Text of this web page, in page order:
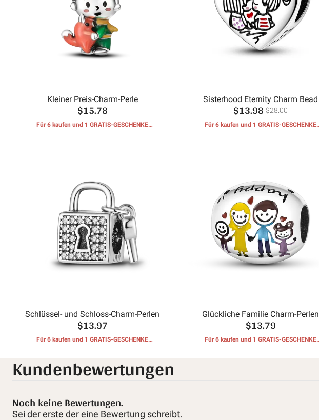
Kleiner Preis-Charm-Perle
$15.78
Für 6 kaufen und 1 GRATIS-GESCHENKE
Sisterhood Eternity Charm Bead
$13.98 $28.00
Für 6 kaufen und 1 GRATIS-GESCHENKE
Schlüssel- und Schloss-Charm-Perlen
$13.97
Für 6 kaufen und 1 GRATIS-GESCHENKE
Glückliche Familie Charm-Perlen
$13.79
Für 6 kaufen und 1 GRATIS-GESCHENKE
Kundenbewertungen
Noch keine Bewertungen.
Sei der erste der eine Bewertung schreibt.